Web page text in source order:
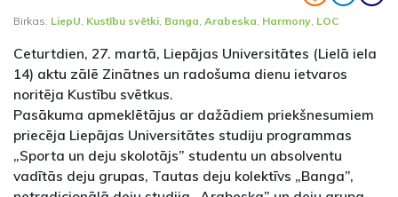
Birkas: LiepU Kustību svētki Banga Arabeska Harmony LOC
Ceturtdien, 27. martā, Liepājas Universitātes (Lielā iela
14) aktu zālē Zinātnes un radošuma dienu ietvaros
noritēja Kustību svētkus.
Pasākuma apmeklētājus ar dažādiem priekšnesumiem
priecēja Liepājas Universitātes studiju programmas
„Sporta un deju skolotājs” studentu un absolventu
vadītās deju grupas, Tautas deju kolektīvs „Banga”,